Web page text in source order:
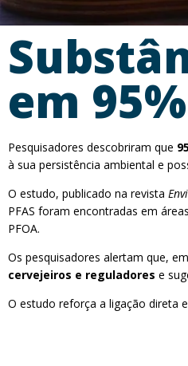
em
Pesquisadores descobriram que
à sua persistência ambiental e
O estudo, publicado na revista
PFAS foram encontradas em
PFOA.
Os pesquisadores alertam que,
cervejeiros e reguladores e
O estudo reforça a ligação direta